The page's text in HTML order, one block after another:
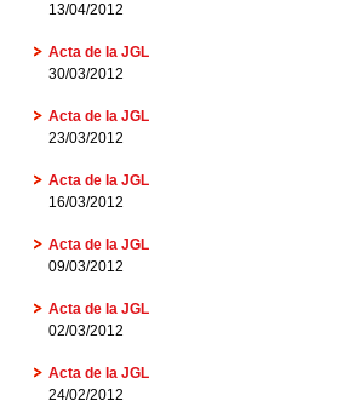
13/04/2012
Acta de la JGL
30/03/2012
Acta de la JGL
23/03/2012
Acta de la JGL
16/03/2012
Acta de la JGL
09/03/2012
Acta de la JGL
02/03/2012
Acta de la JGL
24/02/2012